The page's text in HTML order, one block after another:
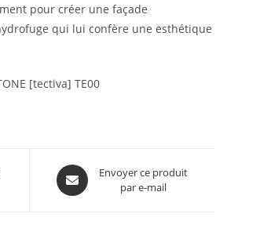
pour créer une façade
qui lui confère une esthétique
[tectiva] TE00
Envoyer ce produit
par e-mail